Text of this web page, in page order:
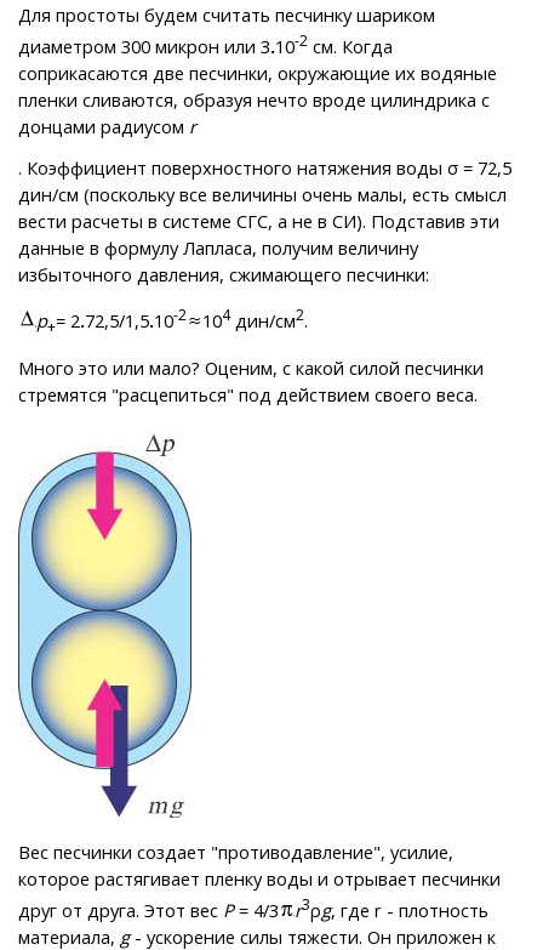
Для простоты будем считать песчинку шариком
диаметром 300 микрон или 3.10-2 см. Когда
соприкасаются две песчинки, окружающие их водяные
пленки сливаются, образуя нечто вроде цилиндрика с
донцами радиусом r
. Коэффициент поверхностного натяжения воды σ = 72,5
дин/см (поскольку все величины очень малы, есть смысл
вести расчеты в системе СГС, а не в СИ). Подставив эти
данные в формулу Лапласа, получим величину
избыточного давления, сжимающего песчинки:
p+= 2.72,5/1,5.10-2 104дин/см2.
Много это или мало? Оценим, с какой силой песчинки
стремятся "расцепиться" под действием своего веса.
Вес песчинки создает "противодавление", усилие,
которое растягивает пленку воды и отрывает песчинки
друг от друга. Этот вес P= 4/3 r3ρg, где r - плотность
материала, g- ускорение силы тяжести. Он приложен к